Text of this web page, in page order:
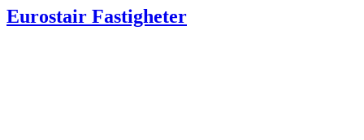
Eurostair Fastigheter